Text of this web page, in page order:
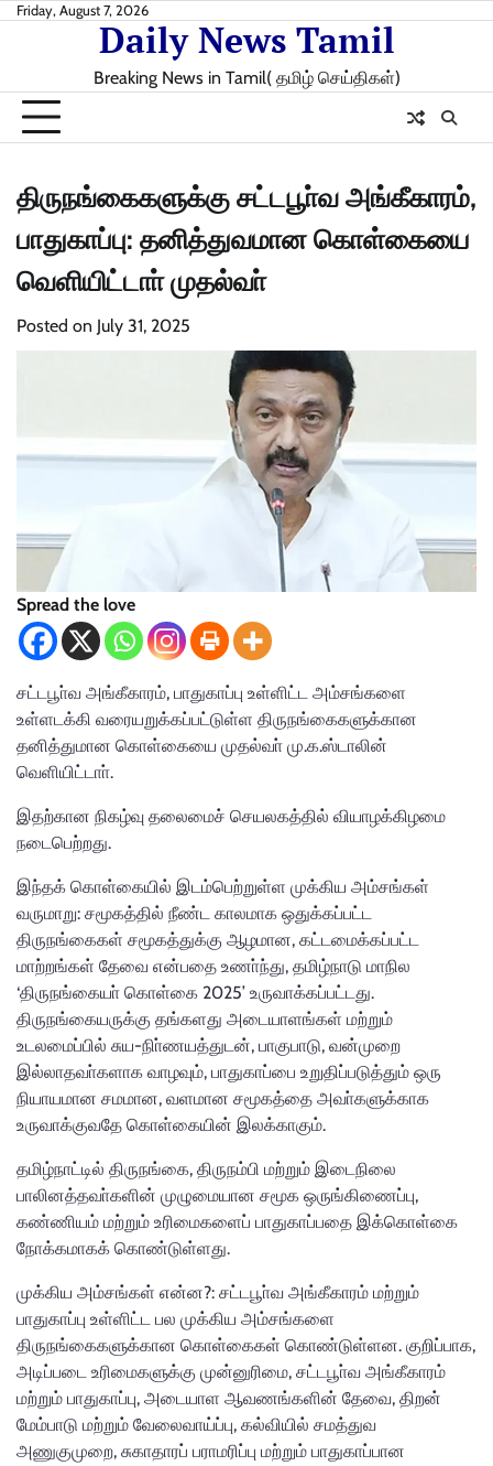
SkipFriday, August 7, 2026
Daily News Tamil
Breaking News in Tamil( தமிழ் செய்திகள்)
திருநங்கைகளுக்கு சட்டபூா்வ அங்கீகாரம்,
பாதுகாப்பு: தனித்துவமான கொள்கையை
வெளியிட்டாா் முதல்வா்
Posted on July 31, 2025
Spread the love
சட்டபூா்வ அங்கீகாரம், பாதுகாப்பு உள்ளிட்ட அம்சங்களை
உள்ளடக்கி வரையறுக்கப்பட்டுள்ள திருநங்கைகளுக்கான
தனித்துமான கொள்கையை முதல்வா் மு.க.ஸ்டாலின்
வெளியிட்டாா்.
இதற்கான நிகழ்வு தலைமைச் செயலகத்தில் வியாழக்கிழமை
நடைபெற்றது.
இந்தக் கொள்கையில் இடம்பெற்றுள்ள முக்கிய அம்சங்கள்
வருமாறு: சமூகத்தில் நீண்ட காலமாக ஒதுக்கப்பட்ட
திருநங்கைகள் சமூகத்துக்கு ஆழமான, கட்டமைக்கப்பட்ட
மாற்றங்கள் தேவை என்பதை உணா்ந்து, தமிழ்நாடு மாநில
‘திருநங்கையா் கொள்கை 2025’ உருவாக்கப்பட்டது.
திருநங்கையருக்கு தங்களது அடையாளங்கள் மற்றும்
உடலமைப்பில் சுய-நிா்ணயத்துடன், பாகுபாடு, வன்முறை
இல்லாதவா்களாக வாழவும், பாதுகாப்பை உறுதிப்படுத்தும் ஒரு
நியாயமான சமமான, வளமான சமூகத்தை அவா்களுக்காக
உருவாக்குவதே கொள்கையின் இலக்காகும்.
தமிழ்நாட்டில் திருநங்கை, திருநம்பி மற்றும் இடைநிலை
பாலினத்தவா்களின் முழுமையான சமூக ஒருங்கிணைப்பு,
கண்ணியம் மற்றும் உரிமைகளைப் பாதுகாப்பதை இக்கொள்கை
நோக்கமாகக் கொண்டுள்ளது.
முக்கிய அம்சங்கள் என்ன?: சட்டபூா்வ அங்கீகாரம் மற்றும்
பாதுகாப்பு உள்ளிட்ட பல முக்கிய அம்சங்களை
திருநங்கைகளுக்கான கொள்கைகள் கொண்டுள்ளன. குறிப்பாக,
அடிப்படை உரிமைகளுக்கு முன்னுரிமை, சட்டபூா்வ அங்கீகாரம்
மற்றும் பாதுகாப்பு, அடையாள ஆவணங்களின் தேவை, திறன்
மேம்பாடு மற்றும் வேலைவாய்ப்பு, கல்வியில் சமத்துவ
அணுகுமுறை, சுகாதாரப் பராமரிப்பு மற்றும் பாதுகாப்பான